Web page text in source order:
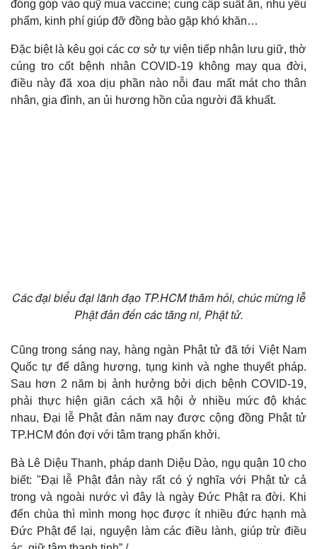
đóng góp vào quỹ mua vaccine; cung cấp suất ăn, nhu yếu
phẩm, kinh phí giúp đỡ đồng bào gặp khó khăn…
Đặc biệt là kêu gọi các cơ sở tự viện tiếp nhận lưu giữ, thờ
cúng tro cốt bệnh nhân COVID-19 không may qua đời,
điều này đã xoa dịu phần nào nỗi đau mất mát cho thân
nhân, gia đình, an ủi hương hồn của người đã khuất.
Các đại biểu đại lãnh đạo TP.HCM thăm hỏi, chúc mừng lễ
Phật đản đến các tăng ni, Phật tử.
Cũng trong sáng nay, hàng ngàn Phật tử đã tới Việt Nam
Quốc tự để dâng hương, tụng kinh và nghe thuyết pháp.
Sau hơn 2 năm bị ảnh hưởng bởi dịch bệnh COVID-19,
phải thực hiện giãn cách xã hội ở nhiều mức độ khác
nhau, Đại lễ Phật đản năm nay được cộng đồng Phật tử
TP.HCM đón đợi với tâm trạng phấn khởi.
Bà Lê Diệu Thanh, pháp danh Diệu Dào, ngụ quận 10 cho
biết: "Đại lễ Phật đản này rất có ý nghĩa với Phật tử cả
trong và ngoài nước vì đây là ngày Đức Phật ra đời. Khi
đến chùa thì mình mong học được ít nhiều đức hạnh mà
Đức Phật để lại, nguyện làm các điều lành, giúp trừ điều